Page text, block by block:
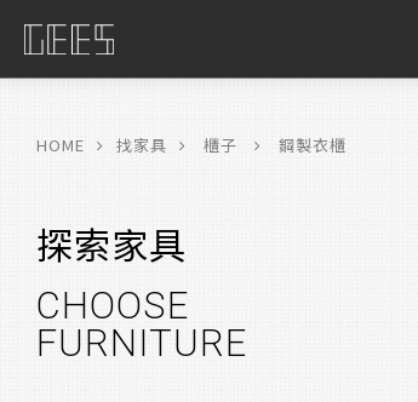
HOME 找家具 櫃子 鋼製衣櫃
探索家具
CHOOSE
FURNITURE